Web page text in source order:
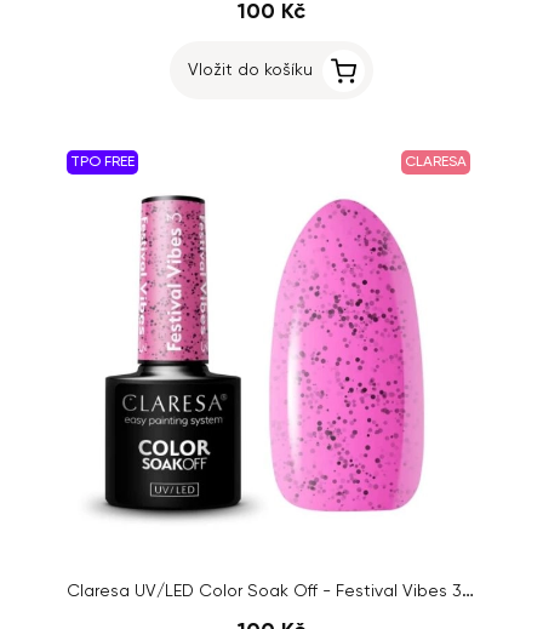
100 Kč
Vložit do košíku
TPO FREE CLARESA
Claresa UV/LED Color Soak Off - Festival Vibes 3, 5g